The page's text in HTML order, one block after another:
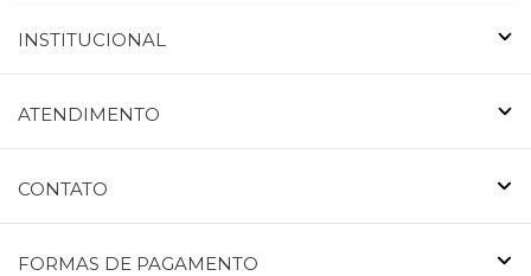
INSTITUCIONAL
ATENDIMENTO
CONTATO
FORMAS DE PAGAMENTO